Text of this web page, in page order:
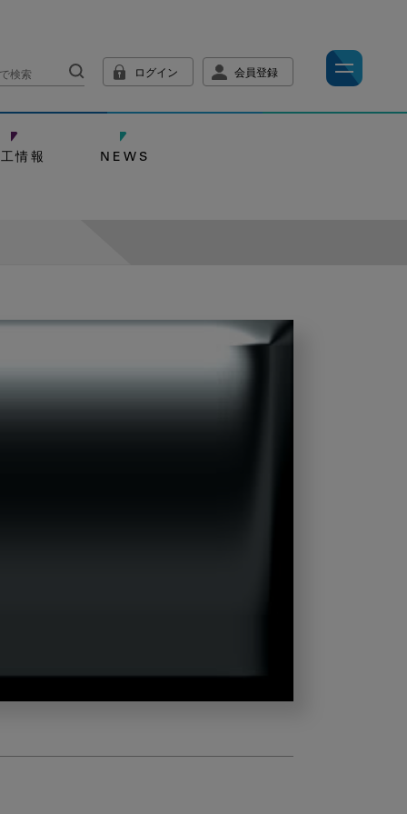
ログイン 会員登録
情報 NEWS